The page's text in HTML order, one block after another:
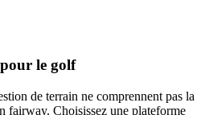
le golf
de terrain ne comprennent pas la
fairway. Choisissez une plateforme